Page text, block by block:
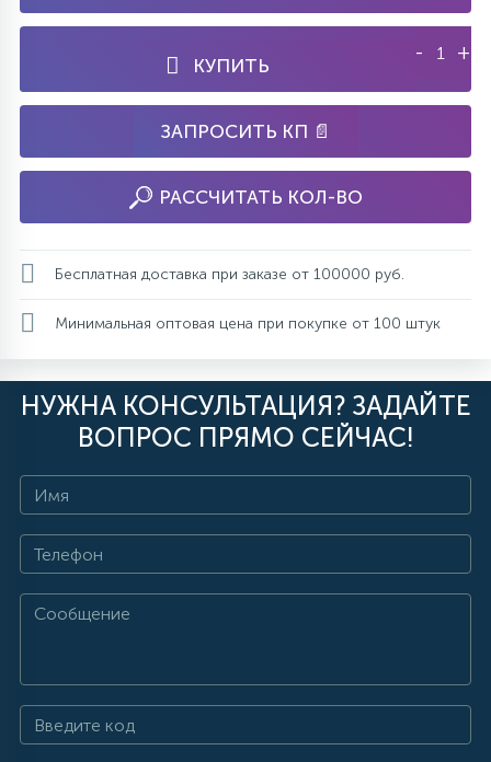
КУПИТЬ
- +
ЗАПРОСИТЬ КП 📄
РАССЧИТАТЬ КОЛ-ВО
Бесплатная доставка при заказе от 100000 руб.
Минимальная оптовая цена при покупке от 100 штук
НУЖНА КОНСУЛЬТАЦИЯ? ЗАДАЙТЕ
ВОПРОС ПРЯМО СЕЙЧАС!